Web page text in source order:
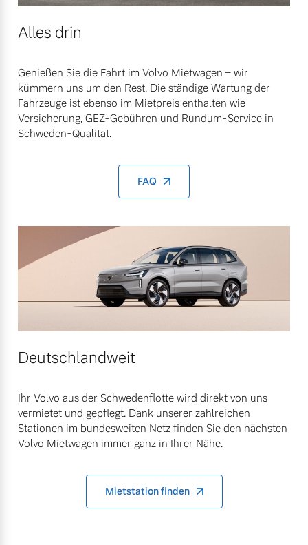
Alles drin
Genießen Sie die Fahrt im Volvo Mietwagen – wir
kümmern uns um den Rest. Die ständige Wartung der
Fahrzeuge ist ebenso im Mietpreis enthalten wie
Versicherung, GEZ-Gebühren und Rundum-Service in
Schweden-Qualität.
FAQ
Deutschlandweit
Ihr Volvo aus der Schwedenflotte wird direkt von uns
vermietet und gepflegt. Dank unserer zahlreichen
Stationen im bundesweiten Netz finden Sie den nächsten
Volvo Mietwagen immer ganz in Ihrer Nähe.
Mietstation finden